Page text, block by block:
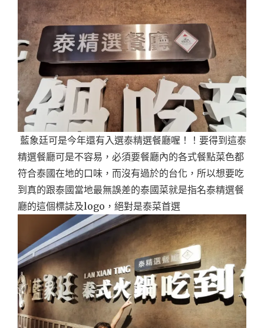
藍象廷可是今年還有入選泰精選餐廳喔！！要得到這泰
精選餐廳可是不容易，必須要餐廳內的各式餐點菜色都
符合泰國在地的口味，而沒有過於的台化，所以想要吃
到真的跟泰國當地最無誤差的泰國菜就是指名泰精選餐
廳的這個標誌及logo，絕對是泰菜首選